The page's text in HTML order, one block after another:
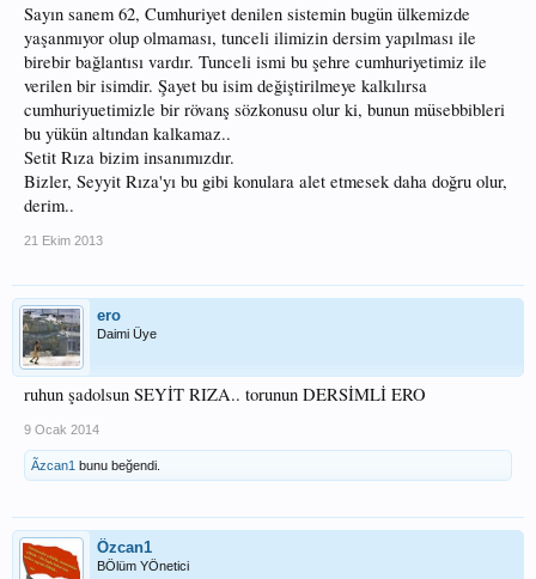
Sayın sanem 62, Cumhuriyet denilen sistemin bugün ülkemizde
yaşanmıyor olup olmaması, tunceli ilimizin dersim yapılması ile
birebir bağlantısı vardır. Tunceli ismi bu şehre cumhuriyetimiz ile
verilen bir isimdir. Şayet bu isim değiştirilmeye kalkılırsa
cumhuriyuetimizle bir rövanş sözkonusu olur ki, bunun müsebbibleri
bu yükün altından kalkamaz..
Setit Rıza bizim insanımızdır.
Bizler, Seyyit Rıza'yı bu gibi konulara alet etmesek daha doğru olur,
derim..
21 Ekim 2013
ero
Daimi Üye
ruhun şadolsun SEYİT RIZA.. torunun DERSİMLİ ERO
9 Ocak 2014
Ãzcan1 bunu beğendi.
Özcan1
BÖlüm YÖnetici